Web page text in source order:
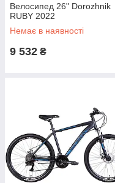
Велосипед 26" Dorozhnik
RUBY 2022
Немає в наявності
9 532 ₴